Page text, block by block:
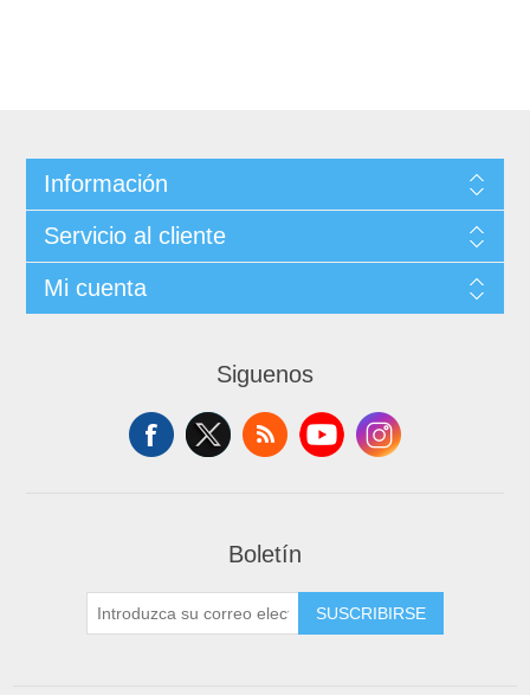
Información
Servicio al cliente
Mi cuenta
Siguenos
Boletín
SUSCRIBIRSE